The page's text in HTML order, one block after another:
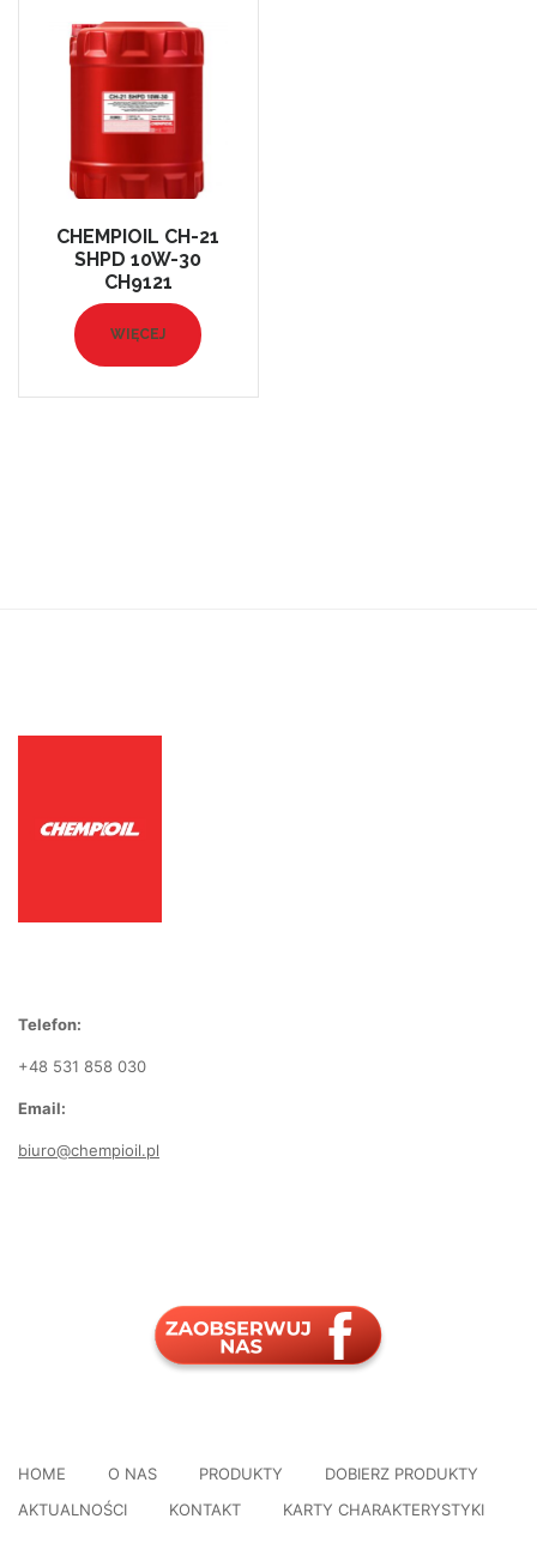
CHEMPIOIL CH-21
SHPD 10W-30
CH9121
WIĘCEJ
Telefon:
+48 531 858 030
Email:
biuro@chempioil.pl
HOME O NAS PRODUKTY
DOBIERZ PRODUKTY
AKTUALNOŚCI
KONTAKT KARTY CHARAKTERYSTYKI